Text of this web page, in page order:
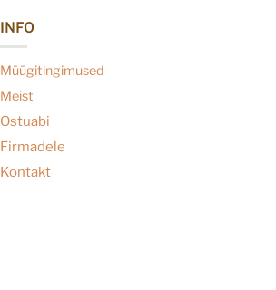
INFO
Müügitingimused
Meist
Ostuabi
Firmadele
Kontakt